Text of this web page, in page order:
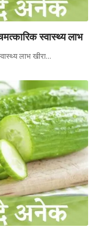
स्वास्थ्य लाभ
लाभ खीरा…